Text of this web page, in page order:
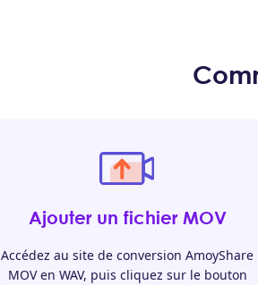
Ajouter un fichier MOV
Accédez au site de conversion AmoyShare
MOV en WAV, puis cliquez sur le bouton